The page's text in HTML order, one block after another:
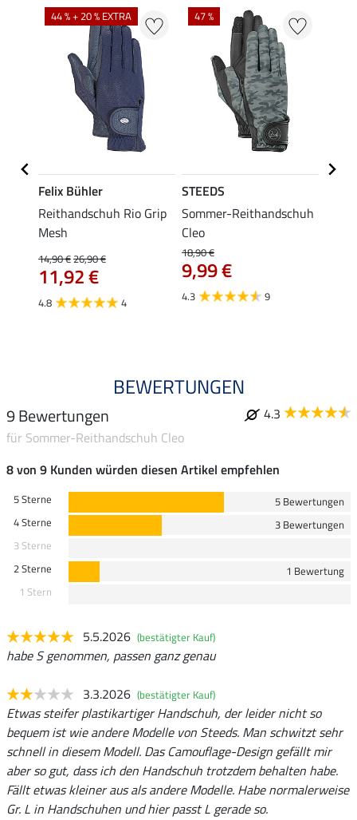
44 % + 20 % EXTRA
Felix Bühler
Reithandschuh Rio Grip
Mesh
14,90 €26,90 €
11,92 €
4.8 4
47 %
STEEDS
Sommer-Reithandschuh
Cleo
18,90 €
9,99 €
4.3 9
BEWERTUNGEN
9 Bewertungen
4.3
für Sommer-Reithandschuh Cleo
8 von 9 Kunden würden diesen Artikel empfehlen
5 Sterne
5 Bewertungen
4 Sterne
3 Bewertungen
3 Sterne
2 Sterne
1 Bewertung
1 Stern
5.5.2026 (bestätigter Kauf)
habe S genommen, passen ganz genau
3.3.2026 (bestätigter Kauf)
Etwas steifer plastikartiger Handschuh, der leider nicht so
bequem ist wie andere Modelle von Steeds. Man schwitzt sehr
schnell in diesem Modell. Das Camouflage-Design gefällt mir
aber so gut, dass ich den Handschuh trotzdem behalten habe.
Fällt etwas kleiner aus als andere Modelle. Habe normalerweise
Gr. L in Handschuhen und hier passt L gerade so.